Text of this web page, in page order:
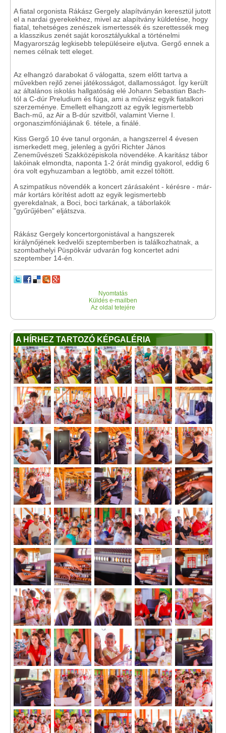
A fiatal orgonista Rákász Gergely alapítványán keresztül jutott
el a nardai gyerekekhez, mivel az alapítvány küldetése, hogy
fiatal, tehetséges zenészek ismertessék és szerettessék meg
a klasszikus zenét saját korosztályukkal a történelmi
Magyarország legkisebb településeire eljutva. Gergő ennek a
nemes célnak tett eleget.
Az elhangzó darabokat ő válogatta, szem előtt tartva a
művekben rejlő zenei játékosságot, dallamosságot. Így került
az általános iskolás hallgatóság elé Johann Sebastian Bach-
tól a C-dúr Preludium és fúga, ami a művész egyik fiatalkori
szerzeménye. Emellett elhangzott az egyik legismertebb
Bach-mű, az Air a B-dúr szvitből, valamint Vierne I.
orgonaszimfóniájának 6. tétele, a finálé.
Kiss Gergő 10 éve tanul orgonán, a hangszerrel 4 évesen
ismerkedett meg, jelenleg a győri Richter János
Zeneművészeti Szakközépiskola növendéke. A karitász tábor
lakóinak elmondta, naponta 1-2 órát mindig gyakorol, eddig 6
óra volt egyhuzamban a legtöbb, amit ezzel töltött.
A szimpatikus növendék a koncert zárásaként - kérésre - már-
már kortárs körítést adott az egyik legismertebb
gyerekdalnak, a Boci, boci tarkának, a táborlakók
"gyűrűjében" eljátszva.
Rákász Gergely koncertorgonistával a hangszerek
királynőjének kedvelői szeptemberben is találkozhatnak, a
szombathelyi Püspökvár udvarán fog koncertet adni
szeptember 14-én.
Nyomtatás
Küldés e-mailben
Az oldal tetejére
A HÍRHEZ TARTOZÓ KÉPGALÉRIA